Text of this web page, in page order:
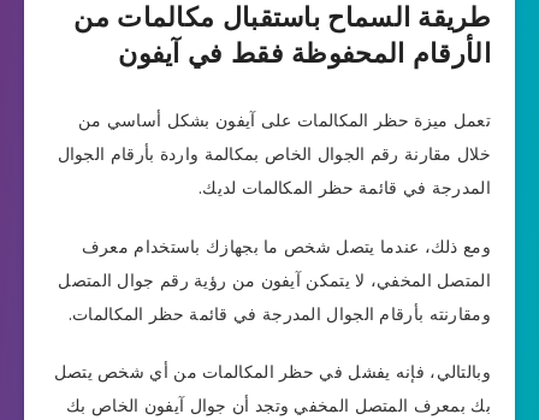
طريقة السماح باستقبال مكالمات من
الأرقام المحفوظة فقط في آيفون
تعمل ميزة حظر المكالمات على آيفون بشكل أساسي من
خلال مقارنة رقم الجوال الخاص بمكالمة واردة بأرقام الجوال
المدرجة في قائمة حظر المكالمات لديك.
ومع ذلك، عندما يتصل شخص ما بجهازك باستخدام معرف
المتصل المخفي، لا يتمكن آيفون من رؤية رقم جوال المتصل
ومقارنته بأرقام الجوال المدرجة في قائمة حظر المكالمات.
وبالتالي، فإنه يفشل في حظر المكالمات من أي شخص يتصل
بك بمعرف المتصل المخفي وتجد أن جوال آيفون الخاص بك